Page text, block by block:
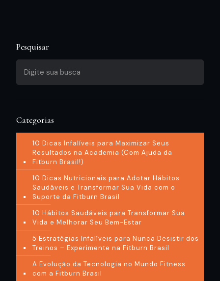
Pesquisar
Categorias
10 Dicas Infalíveis para Maximizar Seus
Resultados na Academia (Com Ajuda da
Fitburn Brasil!)
10 Dicas Nutricionais para Adotar Hábitos
Saudáveis e Transformar Sua Vida com o
Suporte da Fitburn Brasil
10 Hábitos Saudáveis para Transformar Sua
Vida e Melhorar Seu Bem-Estar
5 Estratégias Infalíveis para Nunca Desistir dos
Treinos – Experimente na Fitburn Brasil
A Evolução da Tecnologia no Mundo Fitness
com a Fitburn Brasil